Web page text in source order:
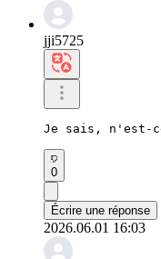
jji5725
Je sais, n'est-
0
Écrire une réponse
2026.06.01 16:03